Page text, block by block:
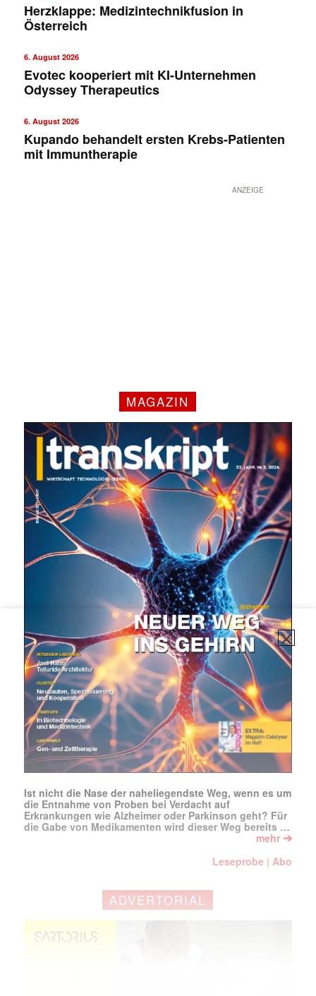
✕
Herzklappe: Medizintechnikfusion in
Österreich
6. August 2026
Evotec kooperiert mit KI-Unternehmen
Odyssey Therapeutics
6. August 2026
Kupando behandelt ersten Krebs-Patienten
mit Immuntherapie
ANZEIGE
MAGAZIN
Ist nicht die Nase der naheliegendste Weg, wenn es um
die Entnahme von Proben bei Verdacht auf
Erkrankungen wie Alzheimer oder Parkinson geht? Für
die Gabe von Medikamenten wird dieser Weg bereits …
mehr ➔
Leseprobe |Abo
ADVERTORIAL